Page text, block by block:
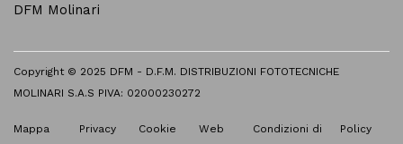
DFM Molinari
Copyright © 2025 DFM - D.F.M. DISTRIBUZIONI FOTOTECNICHE
MOLINARI S.A.S PIVA: 02000230272
Mappa
Privacy
Cookie
Web
Condizioni di
Policy